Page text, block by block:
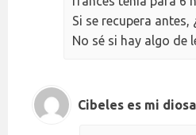
Si se recupera antes,
No sé si hay algo de
Cibeles es mi diosa